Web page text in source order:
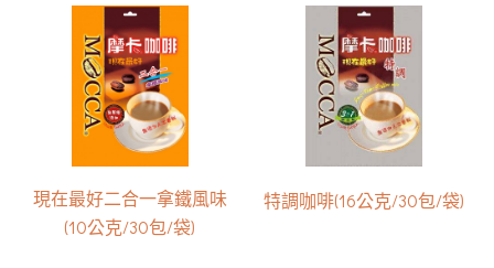
現在最好二合一拿鐵風味
(10公克/30包/袋)
特調咖啡(16公克/30包/袋)